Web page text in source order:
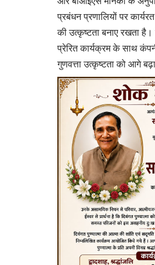
प्रबंधन प्रणालियों पर
की उत्कृष्टता बनाए रखता
प्रेरित कार्यक्रम के साथ
गुणवत्ता उत्कृष्टता को आगे